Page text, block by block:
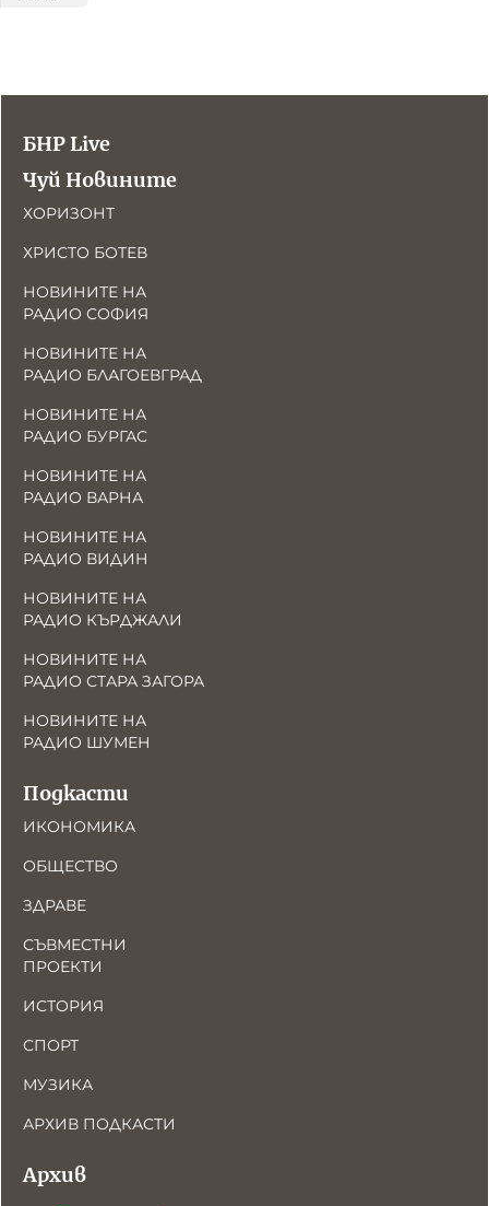
БНР Live
Чуй Новините
ХОРИЗОНТ
ХРИСТО БОТЕВ
НОВИНИТЕ НА
РАДИО СОФИЯ
НОВИНИТЕ НА
РАДИО БЛАГОЕВГРАД
НОВИНИТЕ НА
РАДИО БУРГАС
НОВИНИТЕ НА
РАДИО ВАРНА
НОВИНИТЕ НА
РАДИО ВИДИН
НОВИНИТЕ НА
РАДИО КЪРДЖАЛИ
НОВИНИТЕ НА
РАДИО СТАРА ЗАГОРА
НОВИНИТЕ НА
РАДИО ШУМЕН
Подкасти
ИКОНОМИКА
ОБЩЕСТВО
ЗДРАВЕ
СЪВМЕСТНИ
ПРОЕКТИ
ИСТОРИЯ
СПОРТ
МУЗИКА
АРХИВ ПОДКАСТИ
Архив